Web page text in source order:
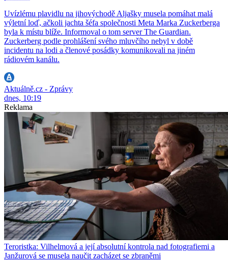
Uvízlému plavidlu na jihovýchodě Aljašky musela pomáhat malá
výletní loď, ačkoli jachta šéfa společnosti Meta Marka Zuckerberga
byla k místu blíže. Informoval o tom server The Guardian.
Zuckerberg podle prohlášení svého mluvčího nebyl v době
incidentu na lodi a členové posádky komunikovali na jiném
rádiovém kanálu.
Aktuálně.cz - Zprávy
dnes, 10:19
Reklama
Teroristka: Vilhelmová a její absolutní kontrola nad fotografiemi a
Janžurová se musela naučit zacházet se zbraněmi